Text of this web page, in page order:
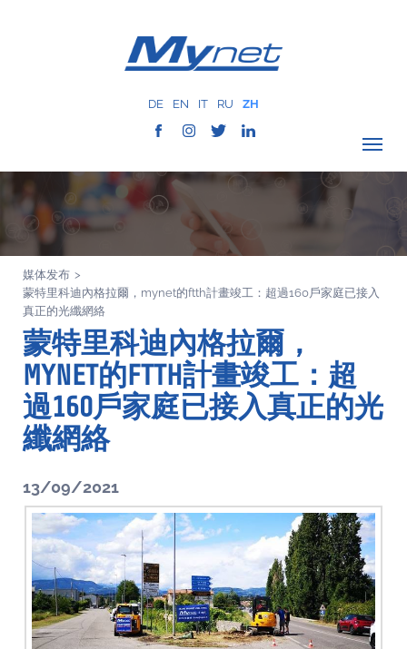
DE EN IT RU ZH
驗證覆蓋範圍
公司
网络服务
服务
MYNET
以往案例
通讯
联系我们
媒体发布 >
蒙特里科迪內格拉爾，mynet的ftth計畫竣工：超過160戶家庭已接入
真正的光纖網絡
蒙特里科迪內格拉爾，
MYNET的FTTH計畫竣工：超
過160戶家庭已接入真正的光
纖網絡
13/09/2021